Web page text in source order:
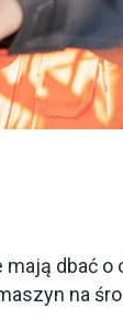
dbać
na